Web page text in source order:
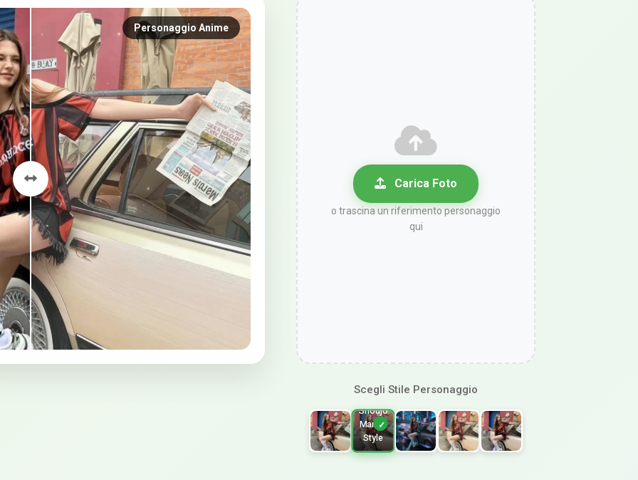
Personaggio Anime
Carica Foto
o trascina un riferimento personaggio
qui
Scegli Stile Personaggio
Shoujo
Manga
Style